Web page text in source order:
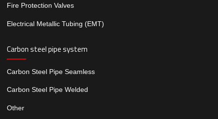
Fire Protection Valves
Electrical Metallic Tubing (EMT)
Carbon steel pipe system
Carbon Steel Pipe Seamless
Carbon Steel Pipe Welded
Other